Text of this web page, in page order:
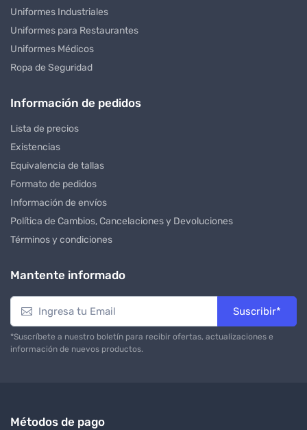
Uniformes Industriales
Uniformes para Restaurantes
Uniformes Médicos
Ropa de Seguridad
Información de pedidos
Lista de precios
Existencias
Equivalencia de tallas
Formato de pedidos
Información de envíos
Política de Cambios, Cancelaciones y Devoluciones
Términos y condiciones
Mantente informado
Suscribir*
*Suscríbete a nuestro boletín para recibir ofertas, actualizaciones e
información de nuevos productos.
Métodos de pago